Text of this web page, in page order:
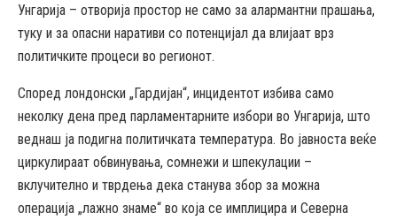
Унгарија – отворија простор не само за алармантни прашања,
туку и за опасни наративи со потенцијал да влијаат врз
политичките процеси во регионот.
Според лондонски „Гардијан“, инцидентот избива само
неколку дена пред парламентарните избори во Унгарија, што
веднаш ја подигна политичката температура. Во јавноста веќе
циркулираат обвинувања, сомнежи и шпекулации –
вклучително и тврдења дека станува збор за можна
операција „лажно знаме“ во која се имплицира и Северна